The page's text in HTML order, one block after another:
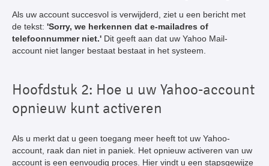
Als uw account succesvol is verwijderd, ziet u een bericht met
de tekst: 'Sorry, we herkennen dat e-mailadres of
telefoonnummer niet.' Dit geeft aan dat uw Yahoo Mail-
account niet langer bestaat bestaat in het systeem.
Hoofdstuk 2: Hoe u uw Yahoo-account
opnieuw kunt activeren
Als u merkt dat u geen toegang meer heeft tot uw Yahoo-
account, raak dan niet in paniek. Het opnieuw activeren van uw
account is een eenvoudig proces. Hier vindt u een stapsgewijze